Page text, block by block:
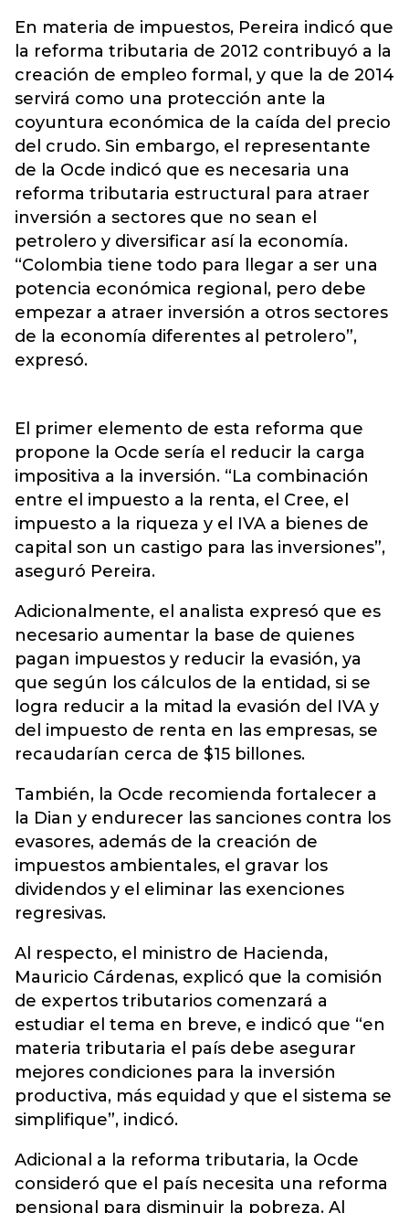
En materia de impuestos, Pereira indicó que
la reforma tributaria de 2012 contribuyó a la
creación de empleo formal, y que la de 2014
servirá como una protección ante la
coyuntura económica de la caída del precio
del crudo. Sin embargo, el representante
de la Ocde indicó que es necesaria una
reforma tributaria estructural para atraer
inversión a sectores que no sean el
petrolero y diversificar así la economía.
“Colombia tiene todo para llegar a ser una
potencia económica regional, pero debe
empezar a atraer inversión a otros sectores
de la economía diferentes al petrolero”,
expresó.
El primer elemento de esta reforma que
propone la Ocde sería el reducir la carga
impositiva a la inversión. “La combinación
entre el impuesto a la renta, el Cree, el
impuesto a la riqueza y el IVA a bienes de
capital son un castigo para las inversiones”,
aseguró Pereira.
Adicionalmente, el analista expresó que es
necesario aumentar la base de quienes
pagan impuestos y reducir la evasión, ya
que según los cálculos de la entidad, si se
logra reducir a la mitad la evasión del IVA y
del impuesto de renta en las empresas, se
recaudarían cerca de $15 billones.
También, la Ocde recomienda fortalecer a
la Dian y endurecer las sanciones contra los
evasores, además de la creación de
impuestos ambientales, el gravar los
dividendos y el eliminar las exenciones
regresivas.
Al respecto, el ministro de Hacienda,
Mauricio Cárdenas, explicó que la comisión
de expertos tributarios comenzará a
estudiar el tema en breve, e indicó que “en
materia tributaria el país debe asegurar
mejores condiciones para la inversión
productiva, más equidad y que el sistema se
simplifique”, indicó.
Adicional a la reforma tributaria, la Ocde
consideró que el país necesita una reforma
pensional para disminuir la pobreza. Al